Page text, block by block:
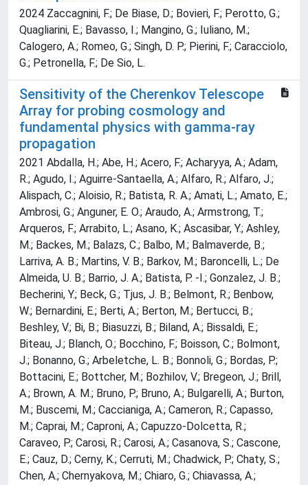
2024 Zaccagnini, F.; De Biase, D.; Bovieri, F.; Perotto, G.;
Quagliarini, E.; Bavasso, I.; Mangino, G.; Iuliano, M.;
Calogero, A.; Romeo, G.; Singh, D. P.; Pierini, F.; Caracciolo,
G.; Petronella, F.; De Sio, L.
Sensitivity of the Cherenkov Telescope
Array for probing cosmology and
fundamental physics with gamma-ray
propagation
2021 Abdalla, H.; Abe, H.; Acero, F.; Acharyya, A.; Adam,
R.; Agudo, I.; Aguirre-Santaella, A.; Alfaro, R.; Alfaro, J.;
Alispach, C.; Aloisio, R.; Batista, R. A.; Amati, L.; Amato, E.;
Ambrosi, G.; Anguner, E. O.; Araudo, A.; Armstrong, T.;
Arqueros, F.; Arrabito, L.; Asano, K.; Ascasibar, Y.; Ashley,
M.; Backes, M.; Balazs, C.; Balbo, M.; Balmaverde, B.;
Larriva, A. B.; Martins, V. B.; Barkov, M.; Baroncelli, L.; De
Almeida, U. B.; Barrio, J. A.; Batista, P. -I.; Gonzalez, J. B.;
Becherini, Y.; Beck, G.; Tjus, J. B.; Belmont, R.; Benbow,
W.; Bernardini, E.; Berti, A.; Berton, M.; Bertucci, B.;
Beshley, V.; Bi, B.; Biasuzzi, B.; Biland, A.; Bissaldi, E.;
Biteau, J.; Blanch, O.; Bocchino, F.; Boisson, C.; Bolmont,
J.; Bonanno, G.; Arbeletche, L. B.; Bonnoli, G.; Bordas, P.;
Bottacini, E.; Bottcher, M.; Bozhilov, V.; Bregeon, J.; Brill,
A.; Brown, A. M.; Bruno, P.; Bruno, A.; Bulgarelli, A.; Burton,
M.; Buscemi, M.; Caccianiga, A.; Cameron, R.; Capasso,
M.; Caprai, M.; Caproni, A.; Capuzzo-Dolcetta, R.;
Caraveo, P.; Carosi, R.; Carosi, A.; Casanova, S.; Cascone,
E.; Cauz, D.; Cerny, K.; Cerruti, M.; Chadwick, P.; Chaty, S.;
Chen, A.; Chernyakova, M.; Chiaro, G.; Chiavassa, A.;